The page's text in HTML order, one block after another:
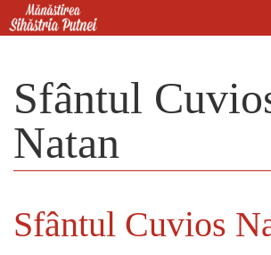
Mergi la conţinutul principal
Sfântul
Natan
Sfântul Cuvios